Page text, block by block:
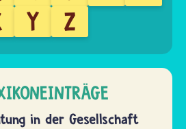
Y Z
in der Gesellschaft